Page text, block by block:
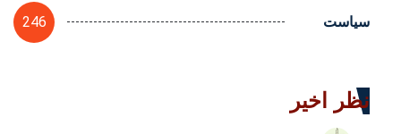
سیاست 246
نظر اخیر